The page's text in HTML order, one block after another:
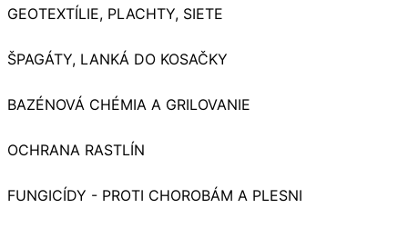
GEOTEXTÍLIE, PLACHTY, SIETE
ŠPAGÁTY, LANKÁ DO KOSAČKY
BAZÉNOVÁ CHÉMIA A GRILOVANIE
OCHRANA RASTLÍN
FUNGICÍDY - PROTI CHOROBÁM A PLESNI